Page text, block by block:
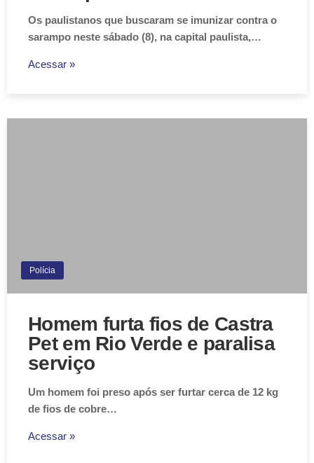
Os paulistanos que buscaram se imunizar contra o
sarampo neste sábado (8), na capital paulista,…
Acessar »
Polícia
Homem furta fios de Castra
Pet em Rio Verde e paralisa
serviço
Um homem foi preso após ser furtar cerca de 12 kg
de fios de cobre…
Acessar »